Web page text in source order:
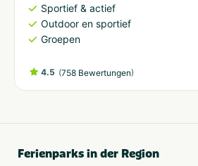
Sportief & actief
Outdoor en sportief
Groepen
4.5 (758 Bewertungen)
Ferienparks in der Region